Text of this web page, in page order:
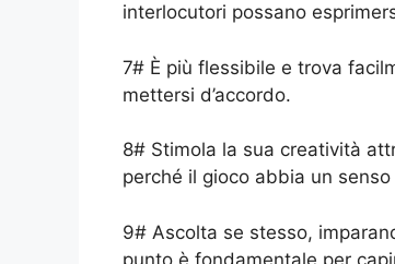
interlocutori possano
7# È più flessibile e trova
mettersi d’accordo.
8# Stimola la sua creatività
perché il gioco abbia un
9# Ascolta se stesso,
punto è fondamentale per